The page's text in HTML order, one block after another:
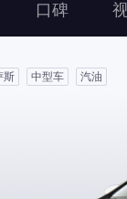
口碑
斯 中型车 汽油